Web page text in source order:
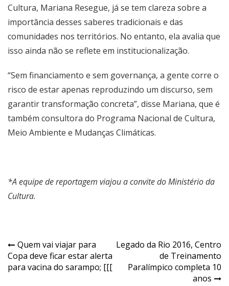
Cultura, Mariana Resegue, já se tem clareza sobre a
importância desses saberes tradicionais e das
comunidades nos territórios. No entanto, ela avalia que
isso ainda não se reflete em institucionalização.
“Sem financiamento e sem governança, a gente corre o
risco de estar apenas reproduzindo um discurso, sem
garantir transformação concreta”, disse Mariana, que é
também consultora do Programa Nacional de Cultura,
Meio Ambiente e Mudanças Climáticas.
*A equipe de reportagem viajou a convite do Ministério da
Cultura.
Navegação
de
Quem vai viajar para
Copa deve ficar estar alerta
para vacina do sarampo; [[[
Legado da Rio 2016, Centro
de Treinamento
Paralímpico completa 10
anos